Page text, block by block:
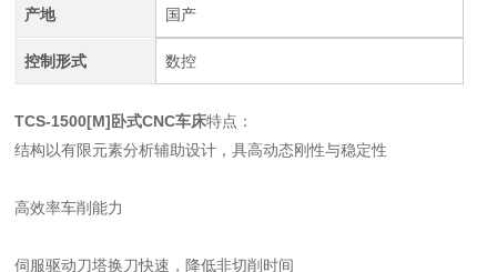
产地 国产
控制形式 数控
TCS-1500[M]卧式CNC车床特点：
结构以有限元素分析辅助设计，具高动态刚性与稳定性
高效率车削能力
伺服驱动刀塔换刀快速，降低非切削时间